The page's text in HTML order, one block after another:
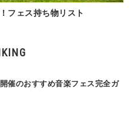
フェス持ち物リスト
催のおすすめ音楽フェス完全ガ